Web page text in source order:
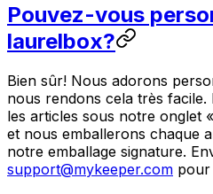
Pouvez-vous
laurelbox?
Bien sûr! Nous adorons
nous rendons cela très
les articles sous notre onglet
et nous emballerons chaque
notre emballage signature.
support@mykeeper.com pour